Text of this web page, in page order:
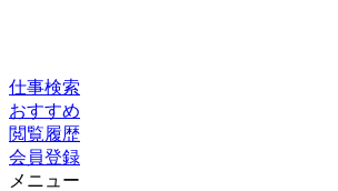
仕事検索
おすすめ
閲覧履歴
会員登録
メニュー